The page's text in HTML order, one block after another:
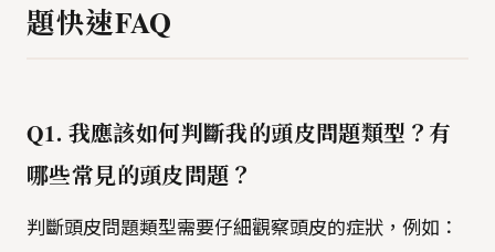
題快速FAQ
Q1. 我應該如何判斷我的頭皮問題類型？有
哪些常見的頭皮問題？
判斷頭皮問題類型需要仔細觀察頭皮的症狀，例如：